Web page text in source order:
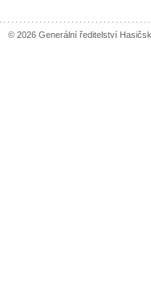
© 2026 Generální ředitelství